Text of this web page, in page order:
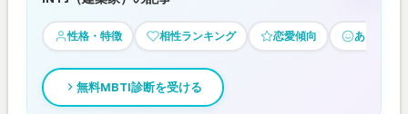
性格・特徴 相性ランキング 恋愛傾向 あるある
無料MBTI診断を受ける